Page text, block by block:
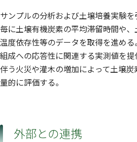
サンプルの分析および土壌培養実験
毎に土壌有機炭素の平均滞留時間や
温度依存性等のデータを取得を進め
組成への応答性に関連する実測値を
伴う火災や灌木の増加によって土壌
量的に評価する。
外部との連携